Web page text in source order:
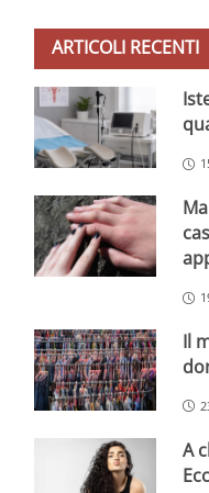
ARTICOLI RECENTI
Il
A